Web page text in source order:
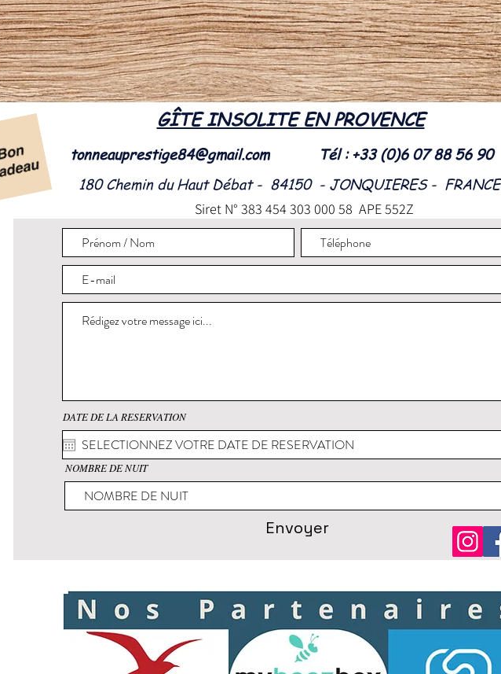
GÎTE INSOLITE EN PROVENCE
tonneauprestige84@gmail.com
Tél : +33 (0)6 07 88 56 90
180 Chemin du Haut Débat - 84150 - JONQUIERES - FRANCE
Siret N° 383 454 303 000 58 APE 552Z
DATE DE LA RESERVATION
NOMBRE DE NUIT
Envoyer